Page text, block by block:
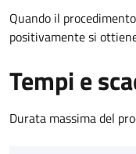
Quando il
positivamente si
Tempi e
Durata massima del